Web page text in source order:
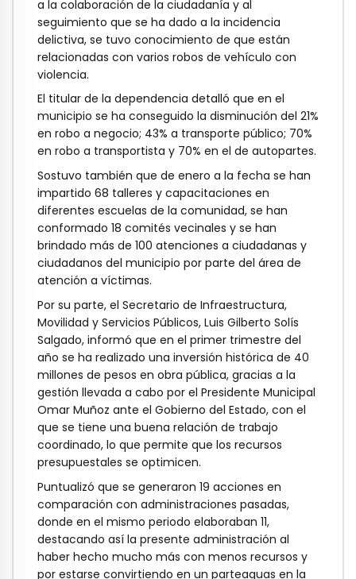
a la colaboración de la ciudadanía y al
seguimiento que se ha dado a la incidencia
delictiva, se tuvo conocimiento de que están
relacionadas con varios robos de vehículo con
violencia.
El titular de la dependencia detalló que en el
municipio se ha conseguido la disminución del 21%
en robo a negocio; 43% a transporte público; 70%
en robo a transportista y 70% en el de autopartes.
Sostuvo también que de enero a la fecha se han
impartido 68 talleres y capacitaciones en
diferentes escuelas de la comunidad, se han
conformado 18 comités vecinales y se han
brindado más de 100 atenciones a ciudadanas y
ciudadanos del municipio por parte del área de
atención a víctimas.
Por su parte, el Secretario de Infraestructura,
Movilidad y Servicios Públicos, Luis Gilberto Solís
Salgado, informó que en el primer trimestre del
año se ha realizado una inversión histórica de 40
millones de pesos en obra pública, gracias a la
gestión llevada a cabo por el Presidente Municipal
Omar Muñoz ante el Gobierno del Estado, con el
que se tiene una buena relación de trabajo
coordinado, lo que permite que los recursos
presupuestales se optimicen.
Puntualizó que se generaron 19 acciones en
comparación con administraciones pasadas,
donde en el mismo periodo elaboraban 11,
destacando así la presente administración al
haber hecho mucho más con menos recursos y
por estarse convirtiendo en un parteaguas en la